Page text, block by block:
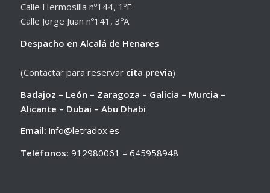
Calle Hermosilla nº144, 1ºE
Calle Jorge Juan nº141, 3ºA
Despacho en Alcalá de Henares
(Contactar para reservar cita previa)
Badajoz – León – Zaragoza – Galicia – Murcia –
Alicante – Dubai – Abu Dhabi
Email: info@letradox.es
Teléfonos: 912980061 – 645958948